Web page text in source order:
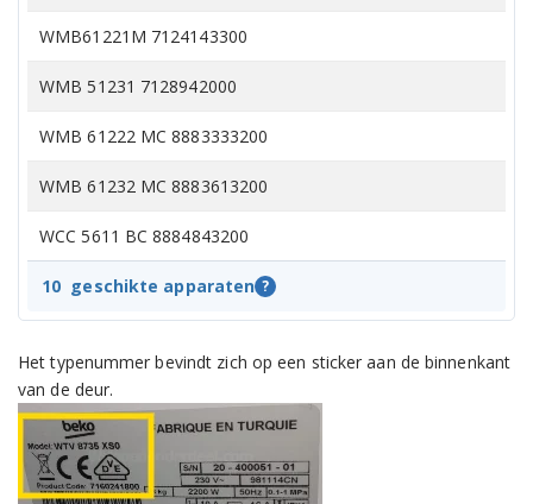
WMB61221M 7124143300
WMB 51231 7128942000
WMB 61222 MC 8883333200
WMB 61232 MC 8883613200
WCC 5611 BC 8884843200
WCV 6611 BC 8884863200
10 geschikte apparaten ?
Het typenummer bevindt zich op een sticker aan de binnenkant
van de deur.